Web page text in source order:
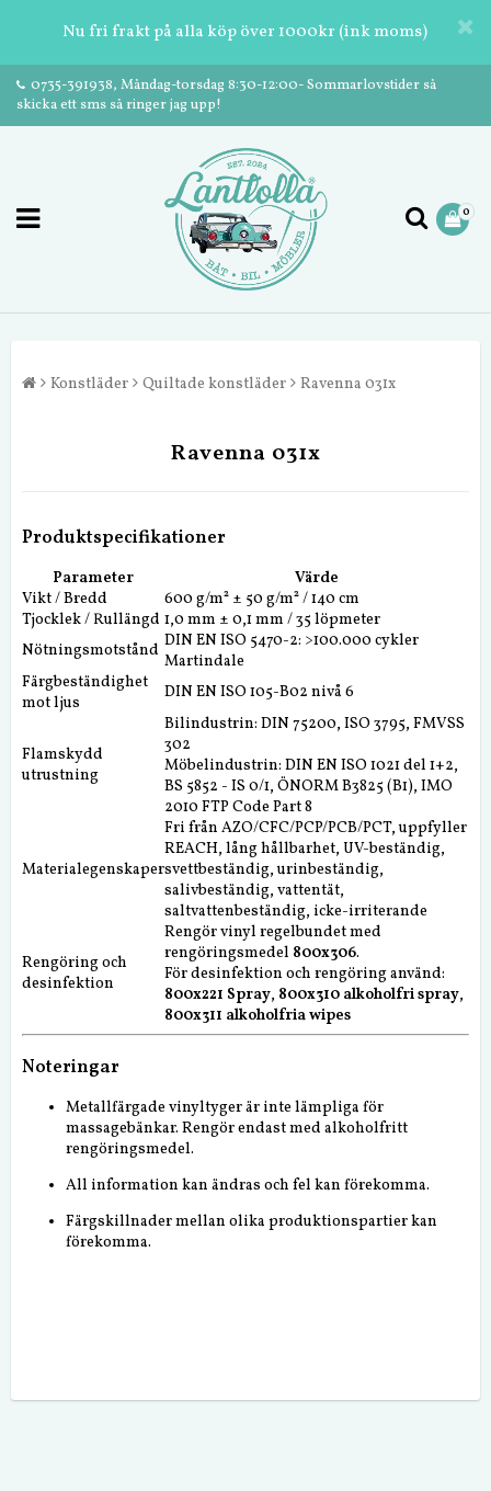
Nu fri frakt på alla köp över 1000kr (ink moms)
0735-391938, Måndag-torsdag 8:30-12:00- Sommarlovstider så
skicka ett sms så ringer jag upp!
0
Konstläder Quiltade konstläder Ravenna 031x
Ravenna 031x
Produktspecifikationer
Parameter
Värde
Vikt / Bredd
600 g/m² ± 50 g/m² / 140 cm
Tjocklek / Rullängd 1,0 mm ± 0,1 mm / 35 löpmeter
Nötningsmotstånd DIN EN ISO 5470-2: >100.000 cykler
Martindale
Färgbeständighet
mot ljus
DIN EN ISO 105-B02 nivå 6
Flamskydd
utrustning
Bilindustrin: DIN 75200, ISO 3795, FMVSS
302
Möbelindustrin: DIN EN ISO 1021 del 1+2,
BS 5852 - IS 0/1, ÖNORM B3825 (B1), IMO
2010 FTP Code Part 8
Materialegenskaper
Fri från AZO/CFC/PCP/PCB/PCT, uppfyller
REACH, lång hållbarhet, UV-beständig,
svettbeständig, urinbeständig,
salivbeständig, vattentät,
saltvattenbeständig, icke-irriterande
Rengöring och
desinfektion
Rengör vinyl regelbundet med
rengöringsmedel 800x306.
För desinfektion och rengöring använd:
800x221 Spray, 800x310 alkoholfri spray,
800x311 alkoholfria wipes
Noteringar
Metallfärgade vinyltyger är inte lämpliga för
massagebänkar. Rengör endast med alkoholfritt
rengöringsmedel.
All information kan ändras och fel kan förekomma.
Färgskillnader mellan olika produktionspartier kan
förekomma.